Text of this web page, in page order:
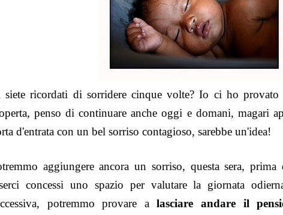
siete ricordati di sorridere cinque volte? Io ci ho provato
penso di continuare anche oggi e domani, magari
d'entrata con un bel sorriso contagioso, sarebbe un'idea!
aggiungere ancora un sorriso, questa sera,
concessi uno spazio per valutare la giornata
potremmo provare alasciare andare il